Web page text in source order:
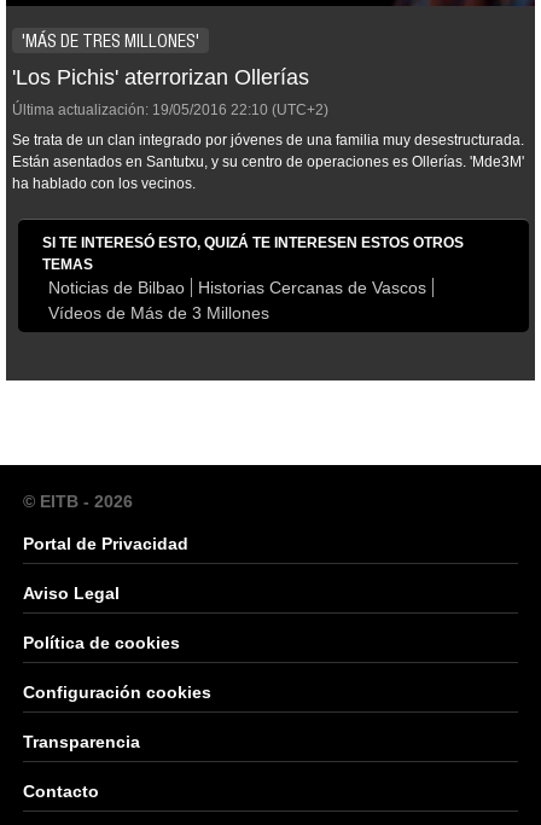
'MÁS DE TRES MILLONES'
'Los Pichis' aterrorizan Ollerías
Última actualización: 19/05/2016 22:10 (UTC+2)
Se trata de un clan integrado por jóvenes de una familia muy desestructurada.
Están asentados en Santutxu, y su centro de operaciones es Ollerías. 'Mde3M'
ha hablado con los vecinos.
SI TE INTERESÓ ESTO, QUIZÁ TE INTERESEN ESTOS OTROS
TEMAS
Noticias de Bilbao
Historias Cercanas de Vascos
Vídeos de Más de 3 Millones
© EITB - 2026
Portal de Privacidad
Aviso Legal
Política de cookies
Configuración cookies
Transparencia
Contacto